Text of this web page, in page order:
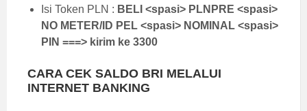
Isi Token PLN : BELI <spasi> PLNPRE <spasi>
NO METER/ID PEL <spasi> NOMINAL <spasi>
PIN ===> kirim ke 3300
CARA CEK SALDO BRI MELALUI
INTERNET BANKING